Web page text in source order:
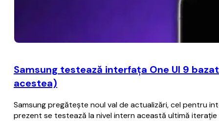
Samsung testează interfaţa One UI 9
acestea)
Samsung pregăteşte noul val de actualizări, cel pentru
prezent se testează la nivel intern această ultimă